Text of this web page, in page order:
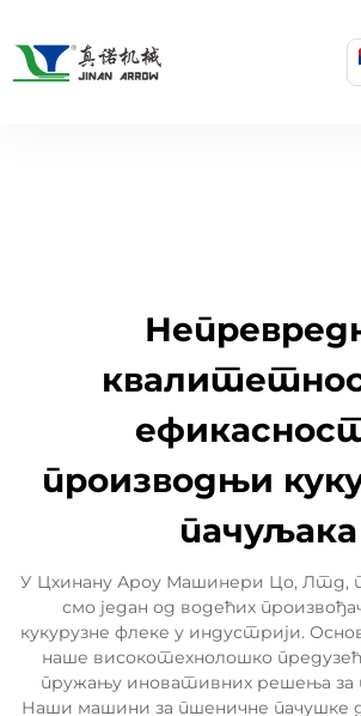
производњи
пачуљака
У Цхинану Ароу Машинери Цо, Лтд,
смо један од водећих
кукурузне флеке у индустрији.
наше високотехнолошко
пружању иновативних решења за
Наши машини за пшеничне пачушке